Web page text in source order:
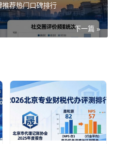
荐热门口碑排行
下一篇 »